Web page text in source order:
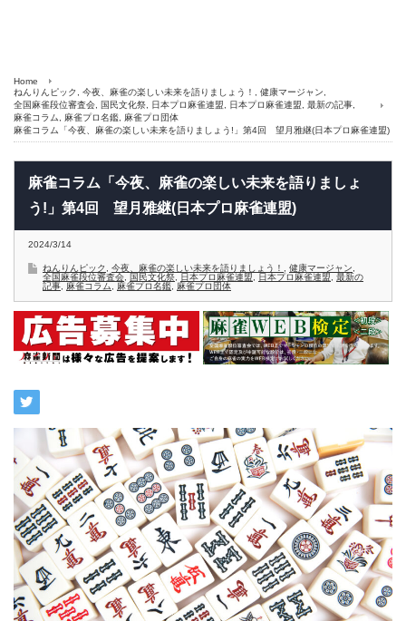
Home
ねんりんピック
今夜、麻雀の楽しい未来を語りましょう！ 健康マージャン
全国麻雀段位審査会
国民文化祭 日本プロ麻雀連盟 日本プロ麻雀連盟 最新の記事
麻雀コラム
麻雀プロ名鑑
麻雀プロ団体
麻雀コラム「今夜、麻雀の楽しい未来を語りましょう!」第4回 望月雅継(日本プロ麻雀連盟)
麻雀コラム「今夜、麻雀の楽しい未来を語りましょ
う!」第4回 望月雅継(日本プロ麻雀連盟)
2024/3/14
ねんりんピック 今夜、麻雀の楽しい未来を語りましょう！ 健康マージャン
全国麻雀段位審査会
国民文化祭 日本プロ麻雀連盟 日本プロ麻雀連盟
最新の
記事
麻雀コラム 麻雀プロ名鑑 麻雀プロ団体